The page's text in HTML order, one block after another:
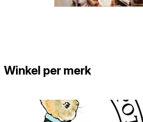
Winkel per merk